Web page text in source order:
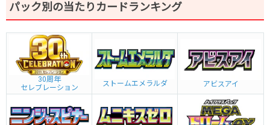
パック別の当たりカードランキング
30周年
セレブレーション
ストームエメラルダ アビスアイ